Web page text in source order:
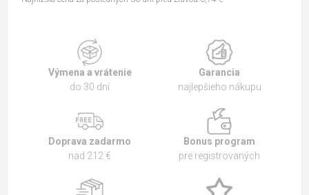
Výmena a vrátenie
do 30 dní
Garancia
najlepšieho nákupu
Doprava zadarmo
nad 212 €
Bonus program
pre registrovaných